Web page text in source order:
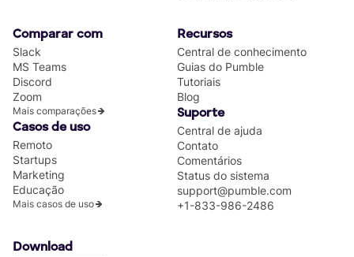
Comparar com
Slack
MS Teams
Discord
Zoom
Mais comparações
Casos de uso
Remoto
Startups
Marketing
Educação
Mais casos de uso
Recursos
Central de conhecimento
Guias do Pumble
Tutoriais
Blog
Suporte
Central de ajuda
Contato
Comentários
Status do sistema
support@pumble.com
+1-833-986-2486
Download